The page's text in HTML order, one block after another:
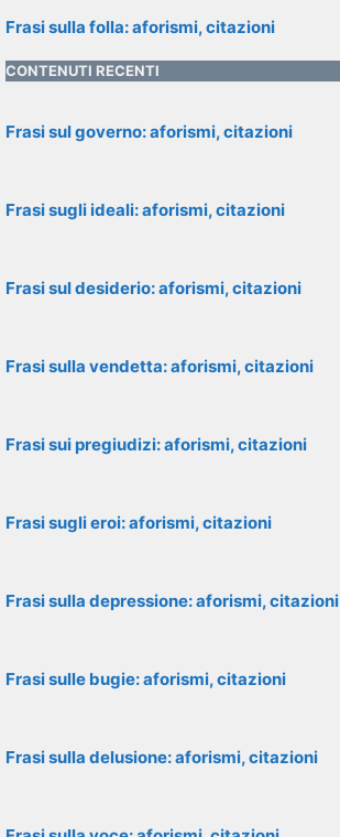
Frasi sulla folla: aforismi, citazioni
CONTENUTI RECENTI
Frasi sul governo: aforismi, citazioni
Frasi sugli ideali: aforismi, citazioni
Frasi sul desiderio: aforismi, citazioni
Frasi sulla vendetta: aforismi, citazioni
Frasi sui pregiudizi: aforismi, citazioni
Frasi sugli eroi: aforismi, citazioni
Frasi sulla depressione: aforismi, citazioni
Frasi sulle bugie: aforismi, citazioni
Frasi sulla delusione: aforismi, citazioni